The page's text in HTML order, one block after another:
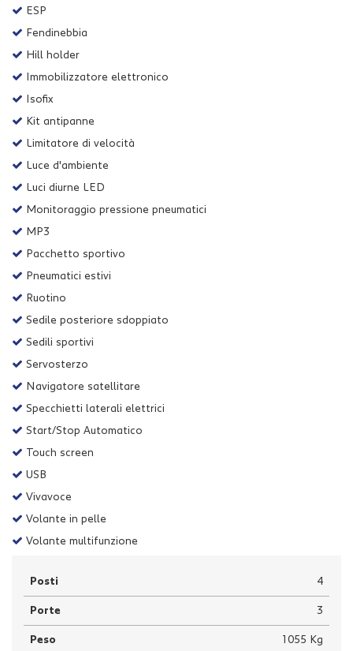
ESP
Fendinebbia
Hill holder
Immobilizzatore elettronico
Isofix
Kit antipanne
Limitatore di velocità
Luce d'ambiente
Luci diurne LED
Monitoraggio pressione pneumatici
MP3
Pacchetto sportivo
Pneumatici estivi
Ruotino
Sedile posteriore sdoppiato
Sedili sportivi
Servosterzo
Navigatore satellitare
Specchietti laterali elettrici
Start/Stop Automatico
Touch screen
USB
Vivavoce
Volante in pelle
Volante multifunzione
Posti 4
Porte 3
Peso 1055 Kg